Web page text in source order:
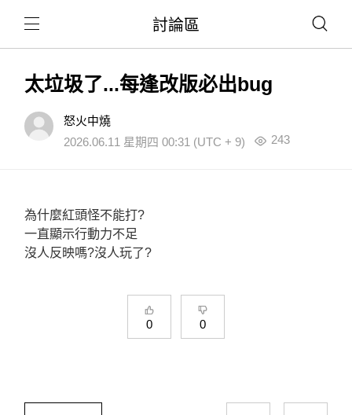
討論區
太垃圾了...每逢改版必出bug
怒火中燒
2026.06.11 星期四 00:31 (UTC + 9)
243
為什麼紅頭怪不能打?
一直顯示行動力不足
沒人反映嗎?沒人玩了?
0 0